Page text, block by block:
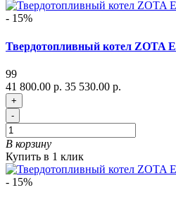
- 15%
Твердотопливный котел ZOTA
99
41 800.00 р. 35 530.00 р.
+
-
В корзину
Купить в 1 клик
- 15%